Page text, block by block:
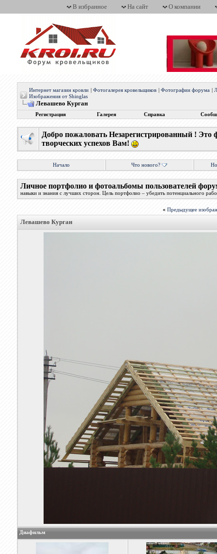
В избранное На сайт О компании
Интернет магазин кровли Фотогалерея кровельщиков Фотографии форума
Изображения от Shinglas
Левашево Курган
Регистрация Галерея Справка
Добро пожаловать Незарегистрированный !
творческих успехов Вам!
Начало Что нового?
Личное портфолио и фотоальбомы пользователей
навыки и знания с лучших сторон. Цель портфолио – убедить потенциального
« Предыдущее
Левашево Курган
Диафильм